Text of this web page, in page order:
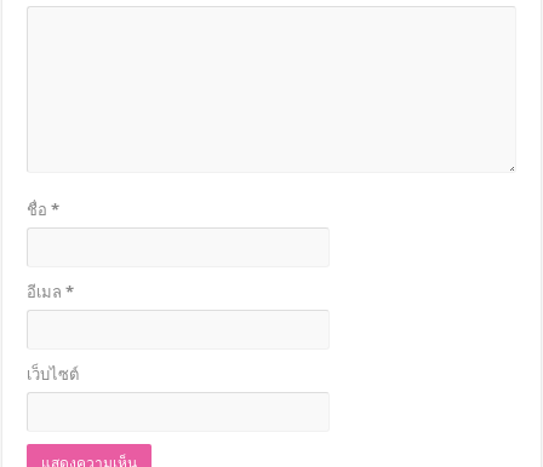
ชื่อ*
อีเมล*
เว็บไซต์